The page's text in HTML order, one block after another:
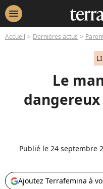
menu
Accueil Dernières actus
Le
Publié le 24 septembre
Ajoutez Terrafemina à